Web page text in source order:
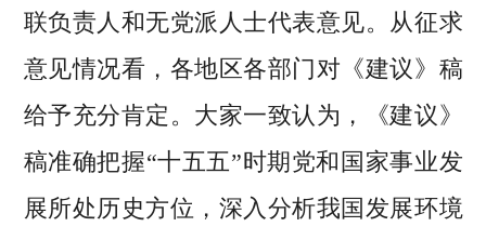
联负责人和无党派人士代表意见。从征求
意见情况看，各地区各部门对《建议》稿
给予充分肯定。大家一致认为，《建议》
稿准确把握“十五五”时期党和国家事业发
展所处历史方位，深入分析我国发展环境